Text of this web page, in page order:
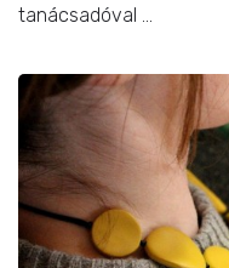
tanácsadóval ...